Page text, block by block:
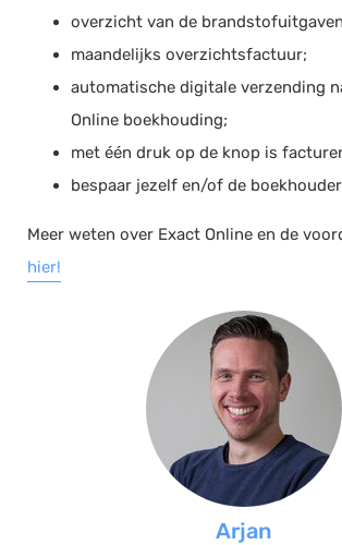
overzicht van de
maandelijks overzichtsfactuur;
automatische digitale verzending
Online boekhouding;
met één druk op de knop is
bespaar jezelf en/of de
Meer weten over Exact Online en de
hier!
Arjan